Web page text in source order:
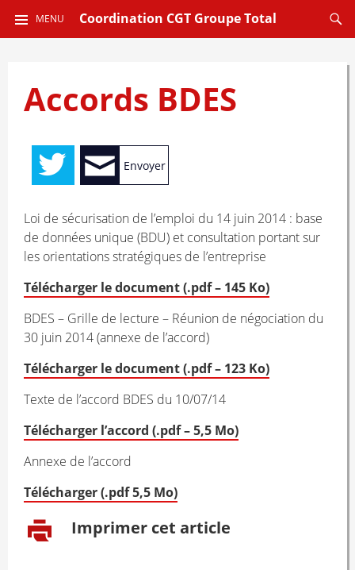
Coordination CGT Groupe Total
MENU
AU
Accords BDES
Envoyer
Loi de sécurisation de l’emploi du 14 juin 2014 : base
de données unique (BDU) et consultation portant sur
les orientations stratégiques de l’entreprise
Télécharger le document (.pdf – 145 Ko)
BDES – Grille de lecture – Réunion de négociation du
30 juin 2014 (annexe de l’accord)
Télécharger le document (.pdf – 123 Ko)
Texte de l’accord BDES du 10/07/14
Télécharger l’accord (.pdf – 5,5 Mo)
Annexe de l’accord
Télécharger (.pdf 5,5 Mo)
Imprimer cet article